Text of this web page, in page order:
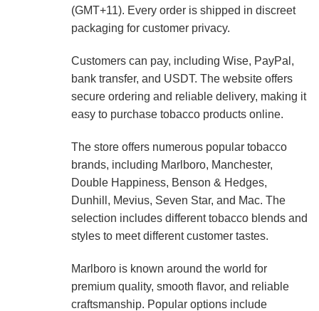
(GMT+11). Every order is shipped in discreet
packaging for customer privacy.
Customers can pay, including Wise, PayPal,
bank transfer, and USDT. The website offers
secure ordering and reliable delivery, making it
easy to purchase tobacco products online.
The store offers numerous popular tobacco
brands, including Marlboro, Manchester,
Double Happiness, Benson & Hedges,
Dunhill, Mevius, Seven Star, and Mac. The
selection includes different tobacco blends and
styles to meet different customer tastes.
Marlboro is known around the world for
premium quality, smooth flavor, and reliable
craftsmanship. Popular options include